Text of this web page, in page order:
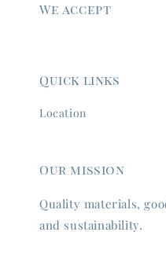
We accept
Quick links
Location
Our mission
Quality materials,
and sustainability.